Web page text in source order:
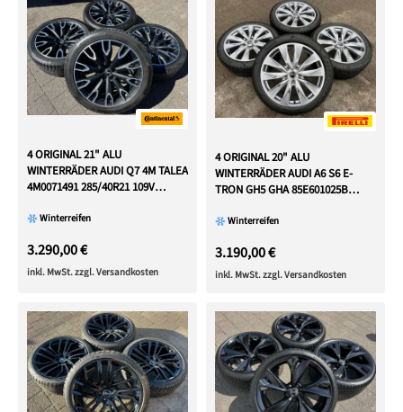
4 ORIGINAL 21" ALU
WINTERRÄDER AUDI Q7 4M TALEA
4M0071491 285/40R21 109V
Winterreifen
3.290,00 €
inkl. MwSt. zzgl. Versandkosten
4 ORIGINAL 20" ALU
WINTERRÄDER AUDI A6 S6 E-
TRON GH5 GHA 85E601025B
Winterreifen
3.190,00 €
inkl. MwSt. zzgl. Versandkosten